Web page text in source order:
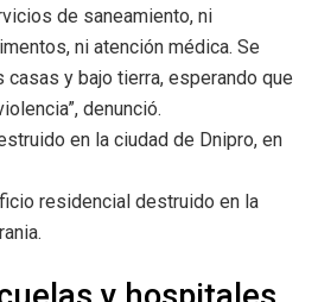
de saneamiento, ni
ni atención médica. Se
y bajo tierra, esperando que
denunció.
residencial destruido en la